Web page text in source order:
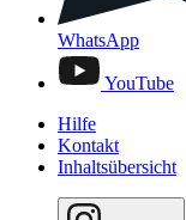
WhatsApp
YouTube
Hilfe
Kontakt
Inhaltsübersicht